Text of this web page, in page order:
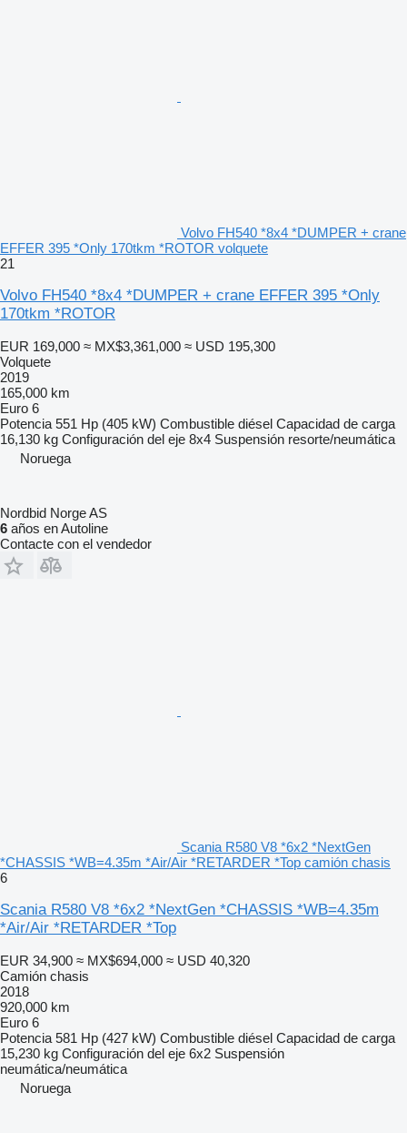
Volvo FH540 *8x4 *DUMPER + crane
EFFER 395 *Only 170tkm *ROTOR volquete
21
Volvo FH540 *8x4 *DUMPER + crane EFFER 395 *Only
170tkm *ROTOR
EUR 169,000 ≈ MX$3,361,000 ≈ USD 195,300
Volquete
2019
165,000 km
Euro 6
Potencia 551 Hp (405 kW) Combustible diésel Capacidad de carga
16,130 kg Configuración del eje 8x4 Suspensión resorte/neumática
Noruega
Nordbid Norge AS
6 años en Autoline
Contacte con el vendedor
Scania R580 V8 *6x2 *NextGen
*CHASSIS *WB=4.35m *Air/Air *RETARDER *Top camión chasis
6
Scania R580 V8 *6x2 *NextGen *CHASSIS *WB=4.35m
*Air/Air *RETARDER *Top
EUR 34,900 ≈ MX$694,000 ≈ USD 40,320
Camión chasis
2018
920,000 km
Euro 6
Potencia 581 Hp (427 kW) Combustible diésel Capacidad de carga
15,230 kg Configuración del eje 6x2 Suspensión
neumática/neumática
Noruega